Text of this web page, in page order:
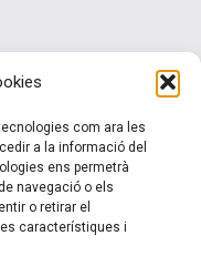
com ara les
a la informació del
ens permetrà
navegació o els
o retirar el
característiques i